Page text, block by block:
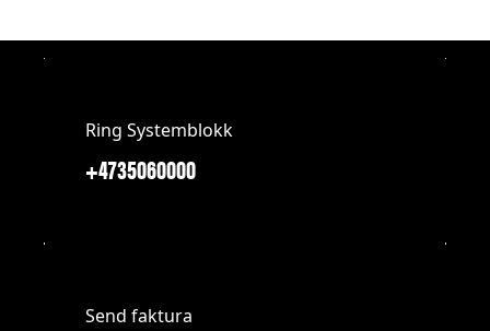
Ring Systemblokk
+4735060000
Send faktura